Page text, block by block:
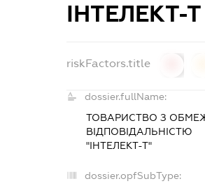
ІНТЕЛЕКТ-Т
riskFactors.title
dossier.fullName:
ТОВАРИСТВО З
ВІДПОВІДАЛЬНІСТЮ
"ІНТЕЛЕКТ-Т"
dossier.opfSubType: